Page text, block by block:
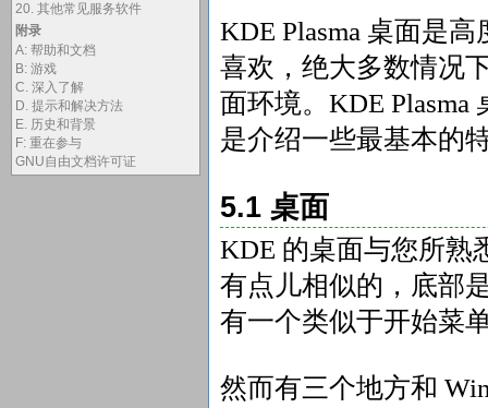
20. 其他常见服务软件
附录
A: 帮助和文档
B: 游戏
C. 深入了解
D. 提示和解决方法
E. 历史和背景
F: 重在参与
GNU自由文档许可证
KDE Plasma 桌面是
喜欢，绝大多数情况
面环境。KDE
是介绍一些最基本的
5.1 桌面
KDE 的桌面与您所熟
有点儿相似的，底部
有一个类似于开始菜
然而有三个地方和